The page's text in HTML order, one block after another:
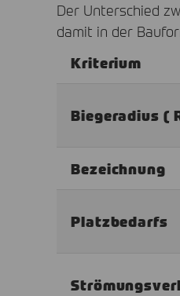
Der Unterschied
damit in der
Kriterium
Biegeradius (
Bezeichnung
Platzbedarfs